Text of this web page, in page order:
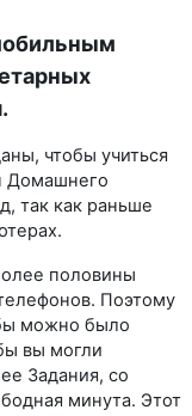
чтобы учиться
Домашнего
так как раньше
половины
Поэтому
можно было
вы могли
Задания, со
минута. Этот